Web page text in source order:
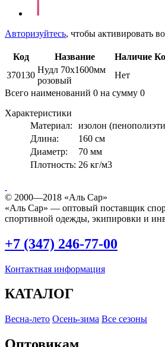
Авторизуйтесь, чтобы активировать
Код Название Наличие
370130
Нудл 70х1600мм
розовый
Нет
Всего наименований 0 на сумму 0
Характеристики
Материал:
изолон
Длина:
160 см
Диаметр:
70 мм
Плотность: 26 кг/м3
© 2000—2018 «Аль Сар»
«Аль Сар» — оптовый поставщик
спортивной одежды, экипировки и
+7 (347) 246-77-00
Контактная информация
КАТАЛОГ
Весна-лето Осень-зима Все сезоны